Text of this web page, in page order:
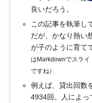
良いだろう。
この記事を執筆し
だが、かなり熱い
が子のように育て
はMarkdownでスライ
ですね）
例えば、貸出回数
4934回。人によっ